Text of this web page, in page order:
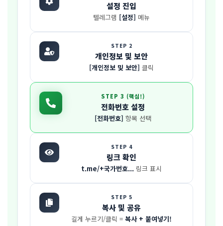
설정 진입
텔레그램 [설정] 메뉴
STEP 2
개인정보 및 보안
[개인정보 및 보안] 클릭
STEP 3 (핵심!)
전화번호 설정
[전화번호] 항목 선택
STEP 4
링크 확인
t.me/+국가번호... 링크 표시
STEP 5
복사 및 공유
길게 누르기/클릭 = 복사 + 붙여넣기!